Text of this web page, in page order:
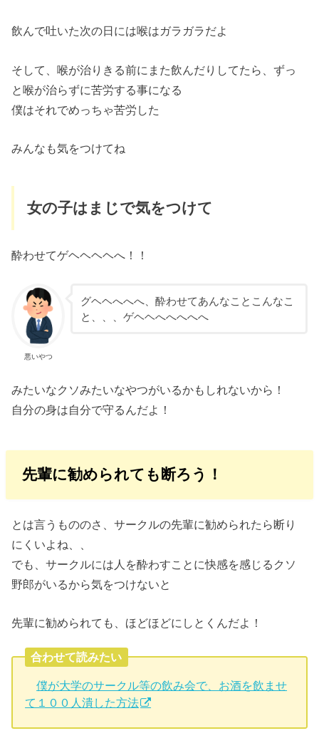
飲んで吐いた次の日には喉はガラガラだよ
そして、喉が治りきる前にまた飲んだりしてたら、ずっ
と喉が治らずに苦労する事になる
僕はそれでめっちゃ苦労した
みんなも気をつけてね
女の子はまじで気をつけて
酔わせてゲヘヘヘヘへ！！
悪いやつ
グヘヘへへへ、酔わせてあんなことこんなこ
と、、、ゲヘヘへへへへへ
みたいなクソみたいなやつがいるかもしれないから！
自分の身は自分で守るんだよ！
先輩に勧められても断ろう！
とは言うもののさ、サークルの先輩に勧められたら断り
にくいよね、、
でも、サークルには人を酔わすことに快感を感じるクソ
野郎がいるから気をつけないと
先輩に勧められても、ほどほどにしとくんだよ！
合わせて読みたい
僕が大学のサークル等の飲み会で、お酒を飲ませ
て１００人潰した方法